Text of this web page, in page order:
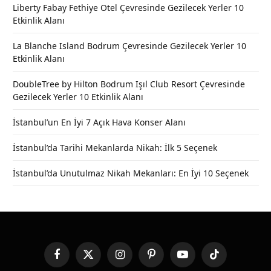
Liberty Fabay Fethiye Otel Çevresinde Gezilecek Yerler 10
Etkinlik Alanı
La Blanche Island Bodrum Çevresinde Gezilecek Yerler 10
Etkinlik Alanı
DoubleTree by Hilton Bodrum Işıl Club Resort Çevresinde
Gezilecek Yerler 10 Etkinlik Alanı
İstanbul’un En İyi 7 Açık Hava Konser Alanı
İstanbul’da Tarihi Mekanlarda Nikah: İlk 5 Seçenek
İstanbul’da Unutulmaz Nikah Mekanları: En İyi 10 Seçenek
FacebookX
InstagramPinterestYouTubeTikTok